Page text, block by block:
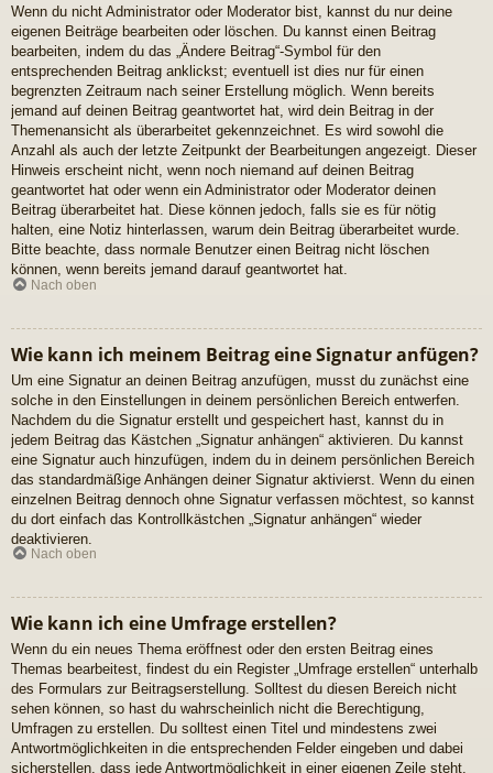
Wenn du nicht Administrator oder Moderator bist, kannst du nur deine
eigenen Beiträge bearbeiten oder löschen. Du kannst einen Beitrag
bearbeiten, indem du das „Ändere Beitrag“-Symbol für den
entsprechenden Beitrag anklickst; eventuell ist dies nur für einen
begrenzten Zeitraum nach seiner Erstellung möglich. Wenn bereits
jemand auf deinen Beitrag geantwortet hat, wird dein Beitrag in der
Themenansicht als überarbeitet gekennzeichnet. Es wird sowohl die
Anzahl als auch der letzte Zeitpunkt der Bearbeitungen angezeigt. Dieser
Hinweis erscheint nicht, wenn noch niemand auf deinen Beitrag
geantwortet hat oder wenn ein Administrator oder Moderator deinen
Beitrag überarbeitet hat. Diese können jedoch, falls sie es für nötig
halten, eine Notiz hinterlassen, warum dein Beitrag überarbeitet wurde.
Bitte beachte, dass normale Benutzer einen Beitrag nicht löschen
können, wenn bereits jemand darauf geantwortet hat.
Nach oben
Wie kann ich meinem Beitrag eine Signatur anfügen?
Um eine Signatur an deinen Beitrag anzufügen, musst du zunächst eine
solche in den Einstellungen in deinem persönlichen Bereich entwerfen.
Nachdem du die Signatur erstellt und gespeichert hast, kannst du in
jedem Beitrag das Kästchen „Signatur anhängen“ aktivieren. Du kannst
eine Signatur auch hinzufügen, indem du in deinem persönlichen Bereich
das standardmäßige Anhängen deiner Signatur aktivierst. Wenn du einen
einzelnen Beitrag dennoch ohne Signatur verfassen möchtest, so kannst
du dort einfach das Kontrollkästchen „Signatur anhängen“ wieder
deaktivieren.
Nach oben
Wie kann ich eine Umfrage erstellen?
Wenn du ein neues Thema eröffnest oder den ersten Beitrag eines
Themas bearbeitest, findest du ein Register „Umfrage erstellen“ unterhalb
des Formulars zur Beitragserstellung. Solltest du diesen Bereich nicht
sehen können, so hast du wahrscheinlich nicht die Berechtigung,
Umfragen zu erstellen. Du solltest einen Titel und mindestens zwei
Antwortmöglichkeiten in die entsprechenden Felder eingeben und dabei
sicherstellen, dass jede Antwortmöglichkeit in einer eigenen Zeile steht.